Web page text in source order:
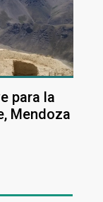
para la
Mendoza